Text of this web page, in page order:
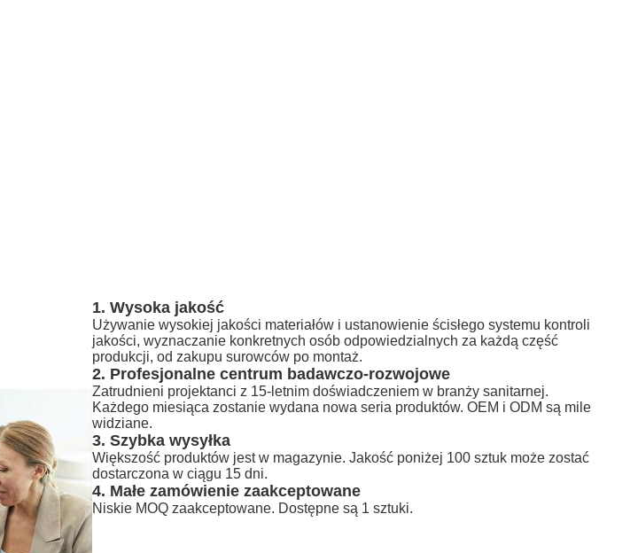
1. Wysoka jakość
Używanie wysokiej jakości materiałów i ustanowienie ścisłego systemu kontroli
jakości, wyznaczanie konkretnych osób odpowiedzialnych za każdą część
produkcji, od zakupu surowców po montaż.
2. Profesjonalne centrum badawczo-rozwojowe
Zatrudnieni projektanci z 15-letnim doświadczeniem w branży sanitarnej.
Każdego miesiąca zostanie wydana nowa seria produktów. OEM i ODM są mile
widziane.
3. Szybka wysyłka
Większość produktów jest w magazynie. Jakość poniżej 100 sztuk może zostać
dostarczona w ciągu 15 dni.
4. Małe zamówienie zaakceptowane
Niskie MOQ zaakceptowane. Dostępne są 1 sztuki.